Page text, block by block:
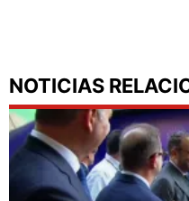
NOTICIAS